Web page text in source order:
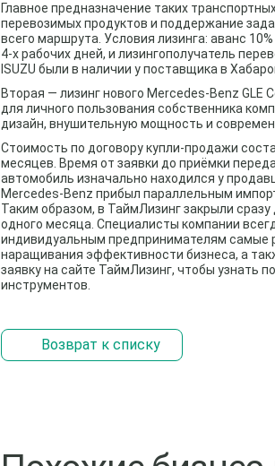
Главное предназначение таких
перевозимых продуктов и поддержание
всего маршрута. Условия лизинга: аванс
4-х рабочих дней, и лизингополучатель
ISUZU были в наличии у поставщика в
Вторая — лизинг нового Mercedes-Benz GLE
для личного пользования собственника
дизайн, внушительную мощность и
Стоимость по договору купли-продажи
месяцев. Время от заявки до приёмки
автомобиль изначально находился у
Mercedes-Benz прибыл параллельным
Таким образом, в ТаймЛизинг закрыли
одного месяца. Специалисты компании
индивидуальным предпринимателям самые
наращивания эффективности бизнеса, а
заявку на сайте ТаймЛизинг, чтобы узнать
инструментов.
Возврат к списку